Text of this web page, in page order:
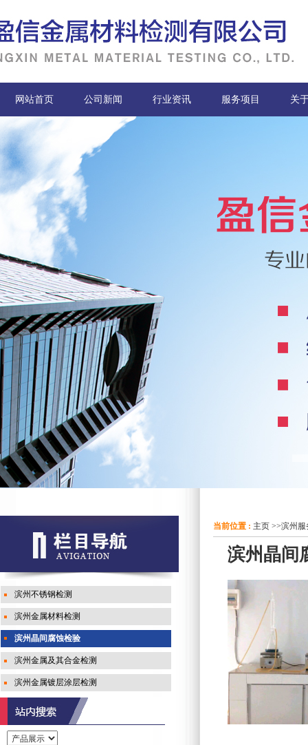
网站首页 公司新闻 行业资讯 服务项目 关
当前位置 : 主页 >>滨州服
滨州晶间
滨州不锈钢检测
滨州金属材料检测
滨州晶间腐蚀检验
滨州金属及其合金检测
滨州金属镀层涂层检测